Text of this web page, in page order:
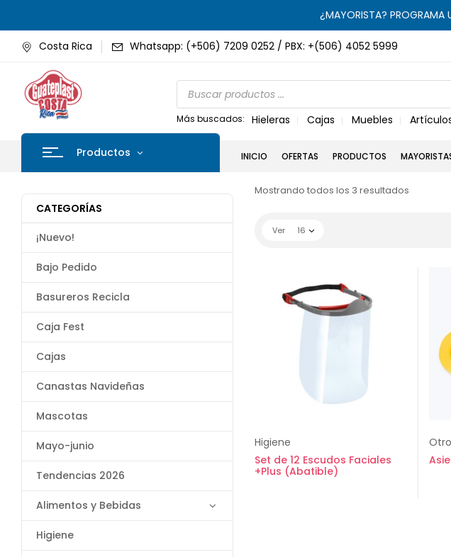
¿MAYORISTA? PROGRAMA
Costa Rica Whatsapp: (+506) 7209 0252 / PBX: +(506) 4052 5999
Más buscados: Hieleras Cajas Muebles
Productos INICIO OFERTAS PRODUCTOS
CATEGORÍAS
¡Nuevo!
Bajo Pedido
Basureros Recicla
Caja Fest
Cajas
Canastas Navideñas
Mascotas
Mayo-junio
Tendencias 2026
Alimentos y Bebidas
Higiene
Mostrando todos los 3 resultados
Ver 16
Higiene
Set de 12 Escudos Faciales
+Plus (Abatible)